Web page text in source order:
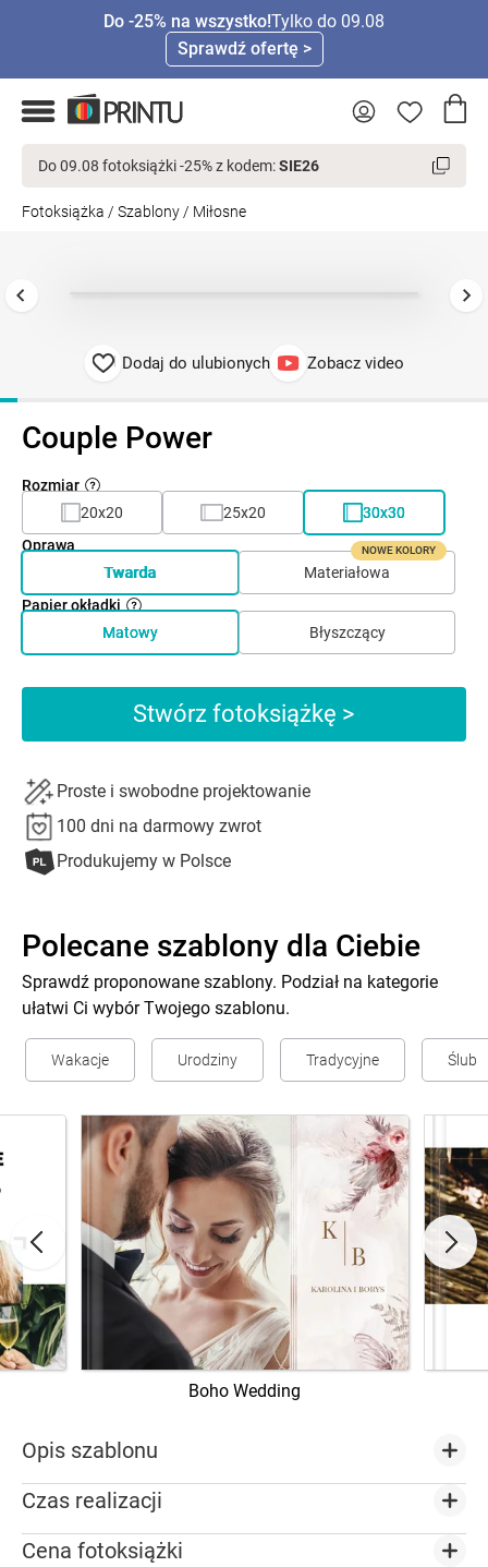
Do -25% na wszystko!Tylko do 09.08
Sprawdź ofertę >
Do 09.08 fotoksiążki -25% z kodem:SIE26
Fotoksiążka / Szablony / Miłosne
Dodaj do ulubionych Zobacz video
Couple Power
Rozmiar
20x20
25x20
30x30
Oprawa
Twarda
Materiałowa
NOWE KOLORY
Papier okładki
Matowy
Błyszczący
Stwórz fotoksiążkę >
Proste i swobodne projektowanie
100 dni na darmowy zwrot
Produkujemy w Polsce
Polecane szablony dla Ciebie
Sprawdź proponowane szablony. Podział na kategorie
ułatwi Ci wybór Twojego szablonu.
Wakacje Urodziny Tradycyjne Ślub
Boho Wedding
Opis szablonu
Czas realizacji
Cena fotoksiążki